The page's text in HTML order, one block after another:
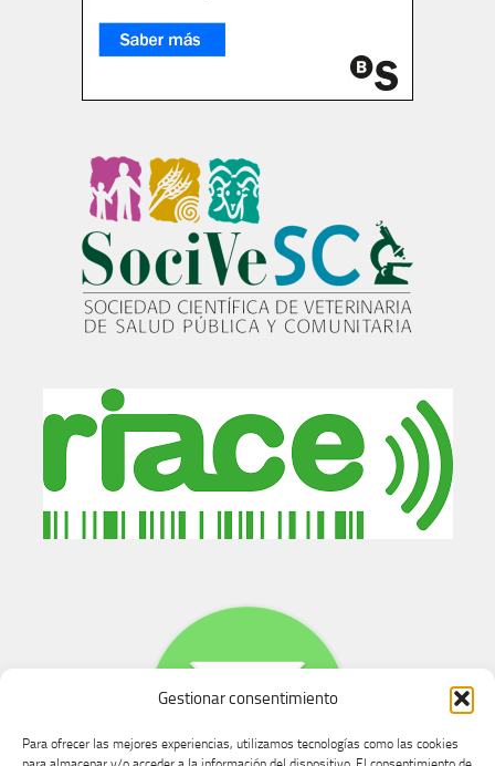
Gestionar consentimiento
Para ofrecer las mejores experiencias, utilizamos tecnologías como las cookies